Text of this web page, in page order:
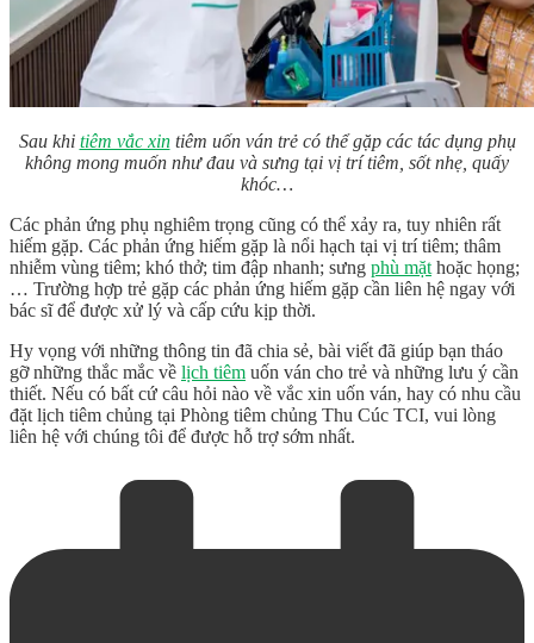
Sau khi tiêm vắc xintiêm uốn ván trẻ có thể gặp các tác dụng phụ
không mong muốn như đau và sưng tại vị trí tiêm, sốt nhẹ, quấy
khóc…
Các phản ứng phụ nghiêm trọng cũng có thể xảy ra, tuy nhiên rất
hiếm gặp. Các phản ứng hiếm gặp là nổi hạch tại vị trí tiêm; thâm
nhiễm vùng tiêm; khó thở; tim đập nhanh; sưng phù mặt hoặc họng;
… Trường hợp trẻ gặp các phản ứng hiếm gặp cần liên hệ ngay với
bác sĩ để được xử lý và cấp cứu kịp thời.
Hy vọng với những thông tin đã chia sẻ, bài viết đã giúp bạn tháo
gỡ những thắc mắc về lịch tiêm uốn ván cho trẻ và những lưu ý cần
thiết. Nếu có bất cứ câu hỏi nào về vắc xin uốn ván, hay có nhu cầu
đặt lịch tiêm chủng tại Phòng tiêm chủng Thu Cúc TCI, vui lòng
liên hệ với chúng tôi để được hỗ trợ sớm nhất.